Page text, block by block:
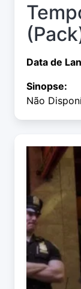
Data de
Sinopse:
Não